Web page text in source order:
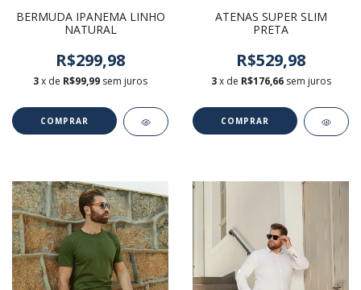
BERMUDA IPANEMA LINHO
NATURAL
R$299,98
3x de R$99,99 sem juros
COMPRAR
ATENAS SUPER SLIM
PRETA
R$529,98
3 x de R$176,66 sem juros
COMPRAR